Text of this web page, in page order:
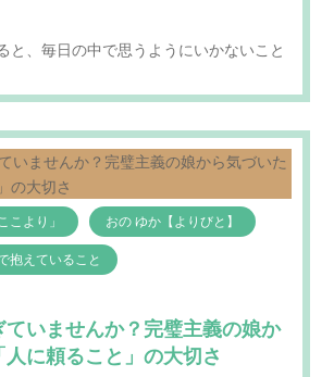
と、毎日の中で思うようにいかないこと
こより」 おの ゆか【よりびと】
抱えていること
ていませんか？完璧主義の娘か
人に頼ること」の大切さ